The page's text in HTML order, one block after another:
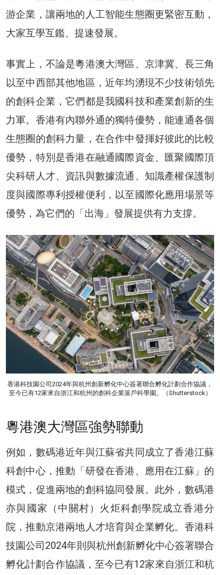
游企業，讓兩地的人工智能生態圈更緊密互動，
大家互學互鑑、提速發展。
事實上，不論是粵港澳大灣區、京津冀、長三角
以至中西部其他地區，近年均湧現不少技術領先
的創科企業，它們都是我國科技和產業創新的生
力軍。香港有內聯外通的獨特優勢，能連通各個
生態圈的創科力量，在合作中發揮好彼此的比較
優勢，特別是香港在融通國際資金、匯聚國際頂
尖科研人才、資訊與數據流通、知識產權保護制
度與國際專利授權便利，以至國際化應用場景等
優勢，為它們的「出海」發展提供有力支撐。
香港科技園公司2024年與杭州創新孵化中心簽署聯合孵化計劃合作協議，
至今已有12家來自浙江和杭州的創科企業落戶科學園。（Shutterstock）
粵港澳大灣區強勢聯動
例如，數碼港近年與江蘇省共同成立了香港江蘇
科創中心，推動「研發在香港、應用在江蘇」的
模式，促進兩地的創科協同發展。此外，數碼港
亦與國家（中關村）火炬科創學院成立香港分
院，推動京港兩地人才培育與企業孵化。香港科
技園公司2024年則與杭州創新孵化中心簽署聯合
孵化計劃合作協議，至今已有12家來自浙江和杭